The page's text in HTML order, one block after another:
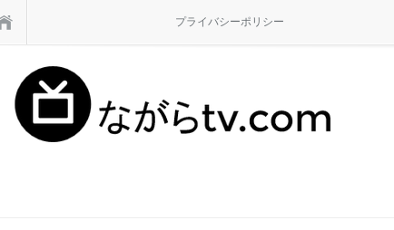
プライバシーポリシー